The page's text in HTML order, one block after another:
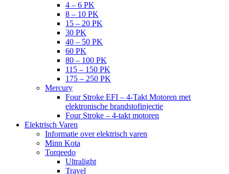
4 – 6 PK
8 – 10 PK
15 – 20 PK
30 PK
40 – 50 PK
60 PK
80 – 100 PK
115 – 150 PK
175 – 250 PK
Mercury
Four Stroke EFI – 4-Takt Motoren met
elektronische brandstofinjectie
Four Stroke – 4-takt motoren
Elektrisch Varen
Informatie over elektrisch varen
Minn Kota
Torqeedo
Ultralight
Travel